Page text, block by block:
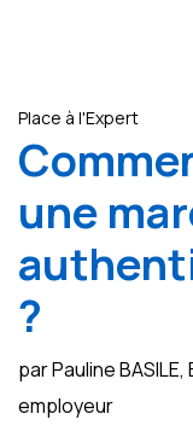
Place à l'Expert
une
?
par Pauline
employeur